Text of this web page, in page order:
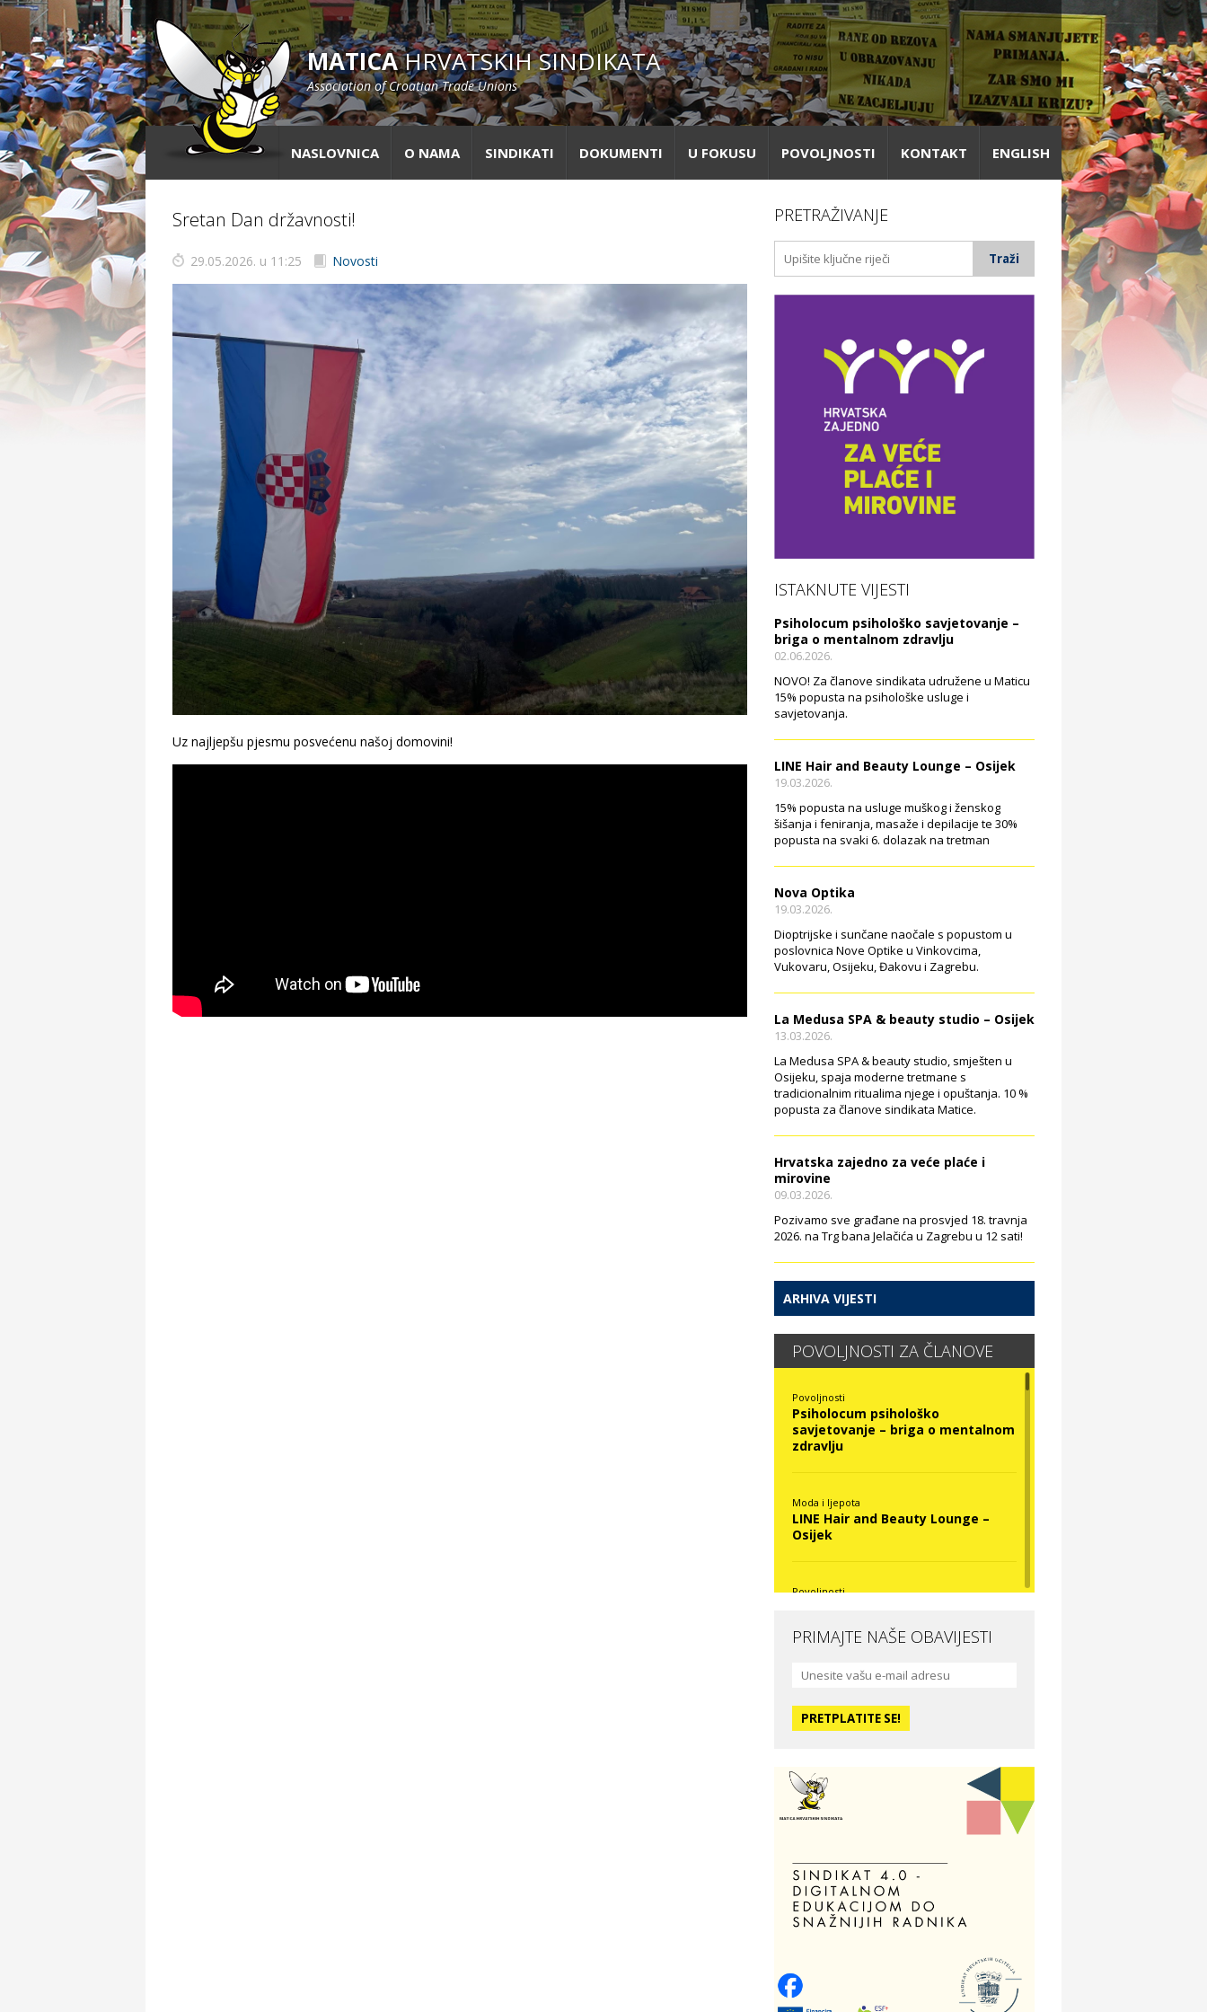
MATICAHRVATSKIH SINDIKATA
Association of Croatian Trade Unions
NASLOVNICA O NAMA SINDIKATI DOKUMENTI U FOKUSU POVOLJNOSTI KONTAKT ENGLISH
Sretan Dan državnosti!
29.05.2026. u 11:25 Novosti
Uz najljepšu pjesmu posvećenu našoj domovini!
PRETRAŽIVANJE
ISTAKNUTE VIJESTI
Psiholocum psihološko savjetovanje –
briga o mentalnom zdravlju
02.06.2026.
NOVO! Za članove sindikata udružene u Maticu
15% popusta na psihološke usluge i
savjetovanja.
LINE Hair and Beauty Lounge – Osijek
19.03.2026.
15% popusta na usluge muškog i ženskog
šišanja i feniranja, masaže i depilacije te 30%
popusta na svaki 6. dolazak na tretman
Nova Optika
19.03.2026.
Dioptrijske i sunčane naočale s popustom u
poslovnica Nove Optike u Vinkovcima,
Vukovaru, Osijeku, Đakovu i Zagrebu.
La Medusa SPA & beauty studio – Osijek
13.03.2026.
La Medusa SPA & beauty studio, smješten u
Osijeku, spaja moderne tretmane s
tradicionalnim ritualima njege i opuštanja. 10 %
popusta za članove sindikata Matice.
Hrvatska zajedno za veće plaće i
mirovine
09.03.2026.
Pozivamo sve građane na prosvjed 18. travnja
2026. na Trg bana Jelačića u Zagrebu u 12 sati!
ARHIVA VIJESTI
POVOLJNOSTI ZA ČLANOVE
Povoljnosti
Psiholocum psihološko
savjetovanje – briga o mentalnom
zdravlju
Moda i ljepota
LINE Hair and Beauty Lounge –
Osijek
Povoljnosti
La Medusa SPA & beauty studio –
Hotel Vila Ružica Crikvenica
Odmor
Villa Baranja – popust na smještaj
Povoljnosti
Optika Adrialeće – online i fizičke
optike
PRIMAJTE NAŠE OBAVIJESTI